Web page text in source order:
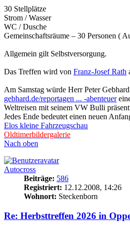
30 Stellplätze
Strom / Wasser
WC / Dusche
Gemeinschaftsräume – 30 Personen (
Allgemein gilt Selbstversorgung.
Das Treffen wird von Franz‑Josef Rath
Am Samstag würde Herr Peter Gebhard
gebhard.de/reportagen ... -abenteuer
Weltreisen mit seinem VW Bulli
Jedes Ende bedeutet einen neuen
Elos kleine Fahrzeugschau
Oldtimerbildergalerie
Nach oben
Autocross
Beiträge: 586
Registriert: 12.12.2008, 14:26
Wohnort: Steckenborn
Re: Herbsttreffen 2026 in